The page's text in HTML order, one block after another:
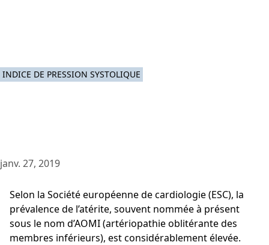
INDICE DE PRESSION SYSTOLIQUE
janv. 27, 2019
Selon la Société européenne de cardiologie (ESC), la
prévalence de l’atérite, souvent nommée à présent
sous le nom d’AOMI (artériopathie oblitérante des
membres inférieurs), est considérablement élevée.